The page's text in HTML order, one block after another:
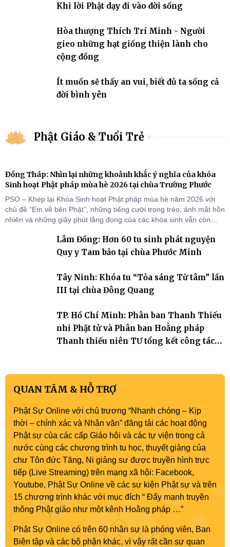
Khi lời Phật dạy đi vào đời sống
Hòa thượng Thích Trí Minh - Người
gieo những hạt giống thiện lành cho
cộng đồng
Ít muốn sẽ thấy an vui, biết đủ ta sống cả
đời bình yên
Phật Giáo & Tuổi Trẻ
Đồng Tháp: Nhìn lại những khoảnh khắc ý nghĩa của khóa
Sinh hoạt Phật pháp mùa hè 2026 tại chùa Trường Phước
PSO – Khép lại Khóa Sinh hoạt Phật pháp mùa hè năm 2026 với
chủ đề “Em về bên Phật”, những tiếng cười trong trẻo, ánh mắt hồn
nhiên và những giây phút lắng đọng của các khóa sinh vẫn còn
Tháp). Những tuần tu học ngắn ngủi nhưng đã trở thành hành
trang quý báu, gieo những hạt giống thiện l
Lâm Đồng: Hơn 60 tu sinh phát nguyện
Quy y Tam bảo tại chùa Phước Minh
Tây Ninh: Khóa tu “Tỏa sáng Từ tâm” lần
III tại chùa Đông Quang
TP. Hồ Chí Minh: Phân ban Thanh Thiếu
nhi Phật tử và Phân ban Hoằng pháp
Thanh thiếu niên TƯ tổng kết công tác
QUAN TÂM & HỖ TRỢ
Phật Sự Online với chủ trương “Nhanh chóng – Kịp
thời – chính xác và Nhân văn” đăng tải các hoạt động
Phật sự của các cấp Giáo hội và các tự viện trong cả
nước cùng các chương trình tu học, thuyết giảng của
chư Tôn đức Tăng, Ni giảng sư được truyền hình trực
tiếp (Live Streaming) trên mạng xã hội: Facebook,
Youtube, Phật Sự Online về các sự kiện Phật sự và trên
15 chương trình khác với mục đích “ Đẩy mạnh truyền
thông Phật giáo như một kênh Hoằng pháp …”
Phật Sự Online có trên 60 nhân sự là phóng viên, Ban
Biên tập và các bộ phận khác, vì vậy rất cần sự quan